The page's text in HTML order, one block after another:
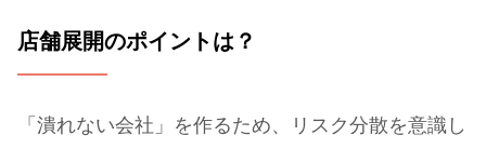
店舗展開のポイントは？
「潰れない会社」を作るため、リスク分散を意識し